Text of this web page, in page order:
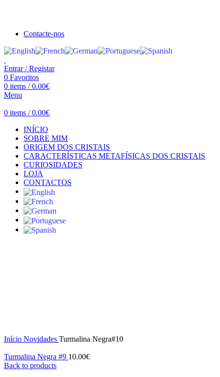
Contacte-nos
Entrar / Registar
0 Favoritos
0 items / 0.00€
Menu
0 items / 0.00€
INÍCIO
SOBRE MIM
ORIGEM DOS CRISTAIS
CARACTERÍSTICAS METAFÍSICAS DOS CRISTAIS
CURIOSIDADES
LOJA
CONTACTOS
Início Novidades Turmalina Negra#10
Turmalina Negra #9 10.00€
Back to products